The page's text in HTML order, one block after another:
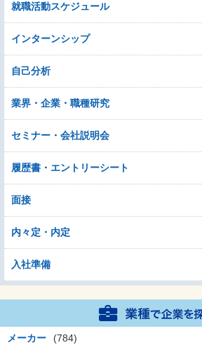
就職活動スケジュール
インターンシップ
自己分析
業界・企業・職種研究
セミナー・会社説明会
履歴書・エントリーシート
面接
内々定・内定
入社準備
メーカー (784)